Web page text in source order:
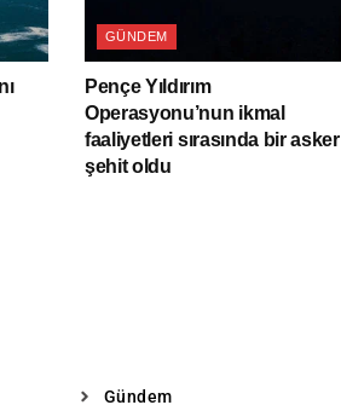
GÜNDEM
Pençe Yıldırım
Operasyonu’nun ikmal
faaliyetleri sırasında bir asker
şehit oldu
Gündem